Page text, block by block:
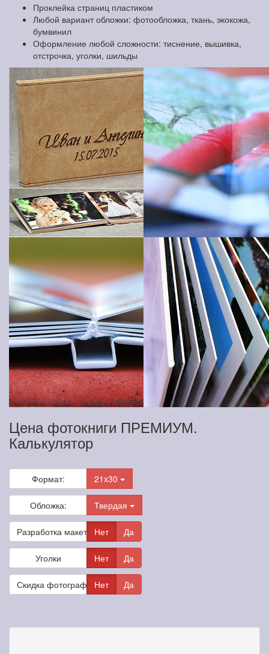
Проклейка страниц пластиком
Любой вариант обложки: фотообложка, ткань, экокожа,
бумвинил
Оформление любой сложности: тиснение, вышивка,
отстрочка, уголки, шильды
Цена фотокниги ПРЕМИУМ.
Калькулятор
Формат: 21x30
Обложка: Твердая
Разработка макета Нет Да
Уголки Нет Да
Скидка фотографамНет Да